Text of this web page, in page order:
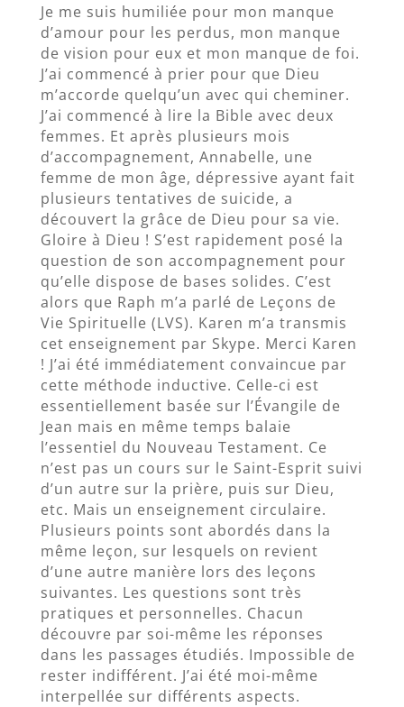
Je me suis humiliée pour mon manque
d’amour pour les perdus, mon manque
de vision pour eux et mon manque de foi.
J’ai commencé à prier pour que Dieu
m’accorde quelqu’un avec qui cheminer.
J’ai commencé à lire la Bible avec deux
femmes. Et après plusieurs mois
d’accompagnement, Annabelle, une
femme de mon âge, dépressive ayant fait
plusieurs tentatives de suicide, a
découvert la grâce de Dieu pour sa vie.
Gloire à Dieu ! S’est rapidement posé la
question de son accompagnement pour
qu’elle dispose de bases solides. C’est
alors que Raph m’a parlé de Leçons de
Vie Spirituelle (LVS). Karen m’a transmis
cet enseignement par Skype. Merci Karen
! J’ai été immédiatement convaincue par
cette méthode inductive. Celle-ci est
essentiellement basée sur l’Évangile de
Jean mais en même temps balaie
l’essentiel du Nouveau Testament. Ce
n’est pas un cours sur le Saint-Esprit suivi
d’un autre sur la prière, puis sur Dieu,
etc. Mais un enseignement circulaire.
Plusieurs points sont abordés dans la
même leçon, sur lesquels on revient
d’une autre manière lors des leçons
suivantes. Les questions sont très
pratiques et personnelles. Chacun
découvre par soi-même les réponses
dans les passages étudiés. Impossible de
rester indifférent. J’ai été moi-même
interpellée sur différents aspects.